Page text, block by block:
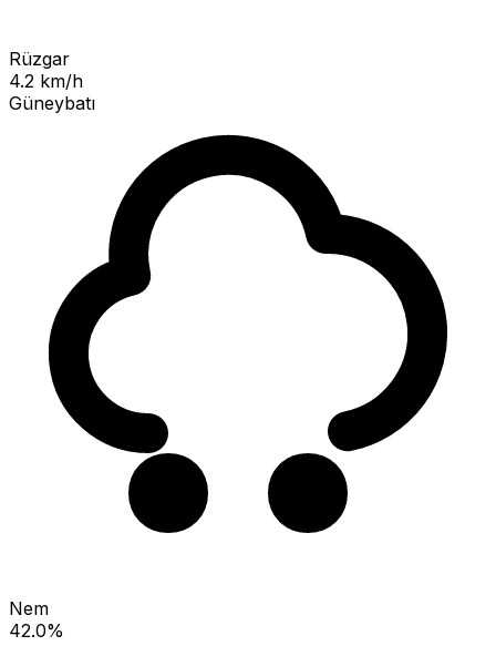
Rüzgar
4.2 km/h
Güneybatı
Nem
42.0%